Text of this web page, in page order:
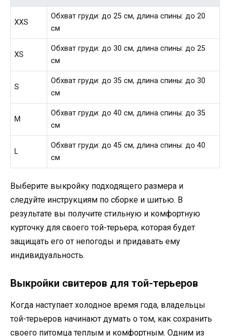
XXS
Обхват груди: до 25 см, длина спины: до 20
см
XS
Обхват груди: до 30 см, длина спины: до 25
см
S
Обхват груди: до 35 см, длина спины: до 30
см
M
Обхват груди: до 40 см, длина спины: до 35
см
L
Обхват груди: до 45 см, длина спины: до 40
см
Выберите выкройку подходящего размера и
следуйте инструкциям по сборке и шитью. В
результате вы получите стильную и комфортную
курточку для своего той-терьера, которая будет
защищать его от непогоды и придавать ему
индивидуальность.
Выкройки свитеров для той-терьеров
Когда наступает холодное время года, владельцы
той-терьеров начинают думать о том, как сохранить
своего питомца теплым и комфортным. Одним из